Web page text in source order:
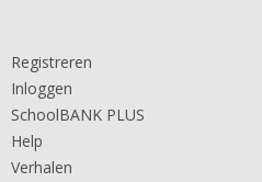
Registreren
Inloggen
SchoolBANK PLUS
Help
Verhalen